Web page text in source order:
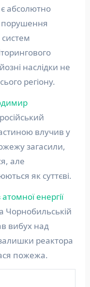
є абсолютно
систем
наслідки не
регіону.
влучив у
загасили,
але
як суттєві.
енергії
Чорнобильській
вибух над
реактора
пожежа.